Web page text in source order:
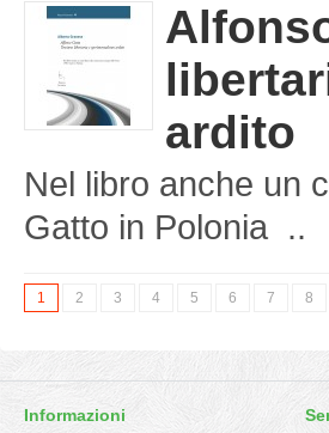
ardito
Nel libro anche un
Gatto in Polonia ..
1 2 3 4 5 6 7 8
Informazioni